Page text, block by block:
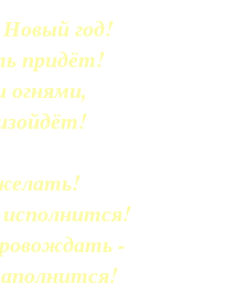
год!
придёт!
-